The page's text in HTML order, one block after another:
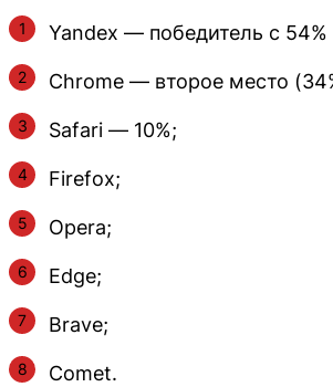
Yandex — победитель с 54%
Chrome — второе место
Safari — 10%;
Firefox;
Opera;
Edge;
Brave;
Comet.